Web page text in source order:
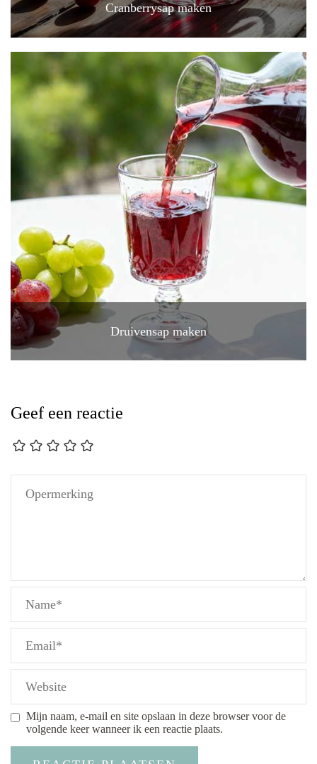
Cranberrysap maken
Druivensap maken
Geef een reactie
Mijn naam, e-mail en site opslaan in deze browser voor de
volgende keer wanneer ik een reactie plaats.